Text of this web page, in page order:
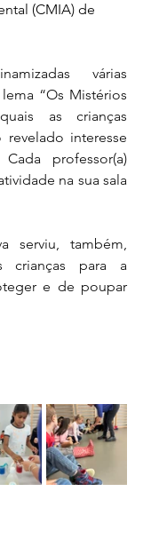
(CMIA) de
“Os Mistérios
as crianças
interesse
professor(a)
na sua sala
crianças para a
e de poupar